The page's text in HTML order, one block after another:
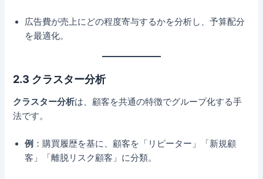
広告費が売上にどの程度寄与するかを分析し、予算配分
を最適化。
2.3 クラスター分析
クラスター分析は、顧客を共通の特徴でグループ化する手
法です。
例 ：購買履歴を基に、顧客を「リピーター」「新規顧
客」「離脱リスク顧客」に分類。